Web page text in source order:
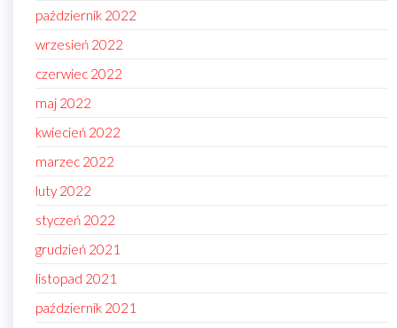
październik 2022
wrzesień 2022
czerwiec 2022
maj 2022
kwiecień 2022
marzec 2022
luty 2022
styczeń 2022
grudzień 2021
listopad 2021
październik 2021